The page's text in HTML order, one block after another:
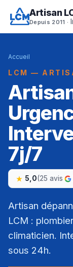
Artisan
Depuis 2011
Accueil
LCM —
7j/7
5,0(25 avis
Artisan
LCM :
climaticien.
sous 24h.